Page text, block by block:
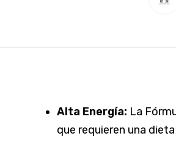
Alta Energía: La
que requieren una